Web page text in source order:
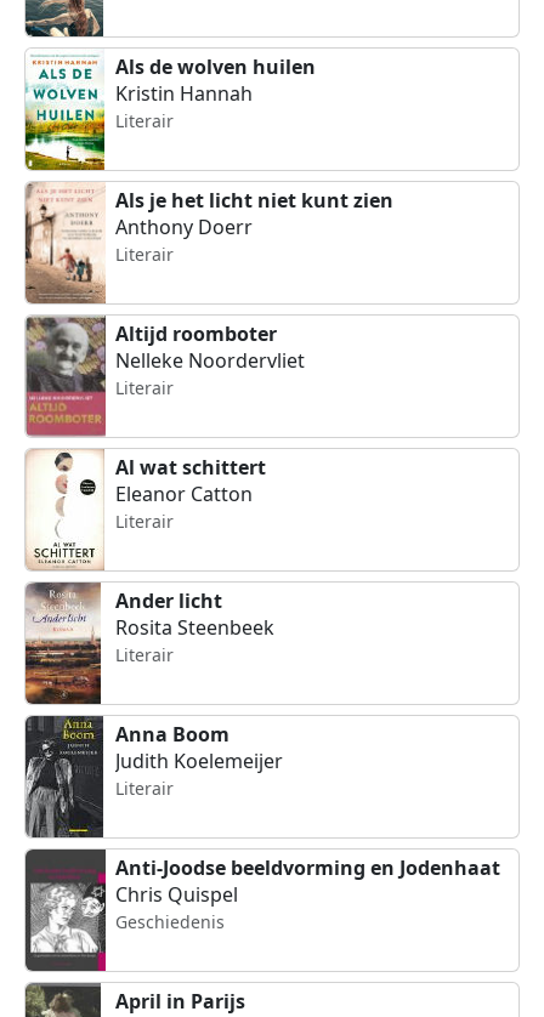
Als de wolven huilen
Kristin Hannah
Literair
Als je het licht niet kunt zien
Anthony Doerr
Literair
Altijd roomboter
Nelleke Noordervliet
Literair
Al wat schittert
Eleanor Catton
Literair
Ander licht
Rosita Steenbeek
Literair
Anna Boom
Judith Koelemeijer
Literair
Anti-Joodse beeldvorming en Jodenhaat
Chris Quispel
Geschiedenis
April in Parijs